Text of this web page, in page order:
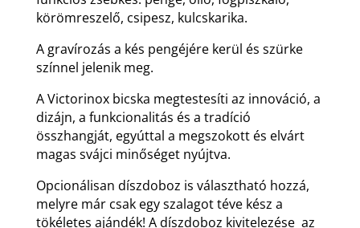
körömreszelő, csipesz, kulcskarika.
A gravírozás a kés pengéjére kerül és szürke
színnel jelenik meg.
A Victorinox bicska megtestesíti az innováció, a
dizájn, a funkcionalitás és a tradíció
összhangját, egyúttal a megszokott és elvárt
magas svájci minőséget nyújtva.
Opcionálisan díszdoboz is választható hozzá,
melyre már csak egy szalagot téve kész a
tökéletes ajándék! A díszdoboz kivitelezése az